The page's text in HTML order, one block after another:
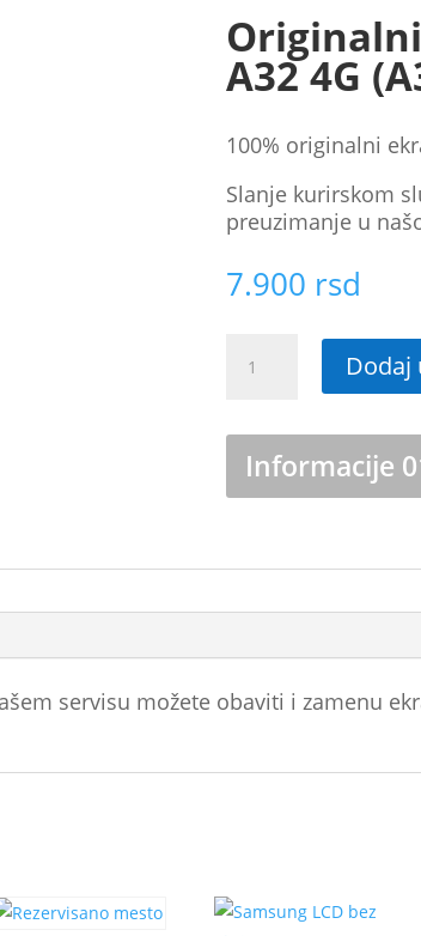
A32 4G
100% originalni
Slanje kurirskom
preuzimanje u
7.900 rsd
Originalni
LCD
Samsung
A32
4G
Dodaj
Informacije
servisu možete obaviti i zamenu